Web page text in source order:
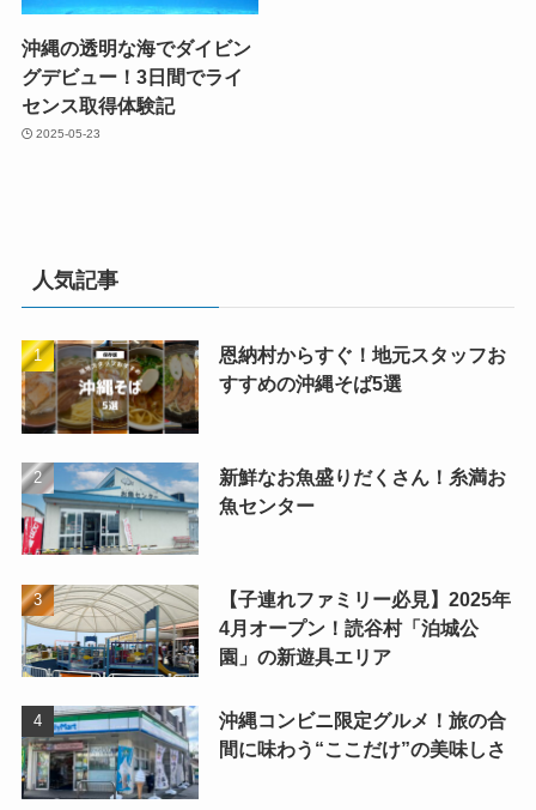
沖縄の透明な海でダイビン
グデビュー！3日間でライ
センス取得体験記
2025-05-23
人気記事
恩納村からすぐ！地元スタッフお
すすめの沖縄そば5選
新鮮なお魚盛りだくさん！糸満お
魚センター
【子連れファミリー必見】2025年
4月オープン！読谷村「泊城公
園」の新遊具エリア
沖縄コンビニ限定グルメ！旅の合
間に味わう“ここだけ”の美味しさ